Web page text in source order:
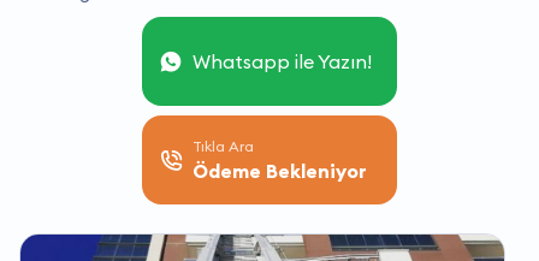
Whatsapp ile Yazın!
Tıkla Ara
Ödeme Bekleniyor